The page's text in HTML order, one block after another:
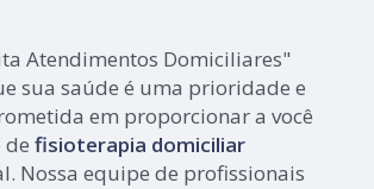
Atendimentos Domiciliares"
sua saúde é uma prioridade e
em proporcionar a você
defisioterapia domiciliar
Nossa equipe de profissionais